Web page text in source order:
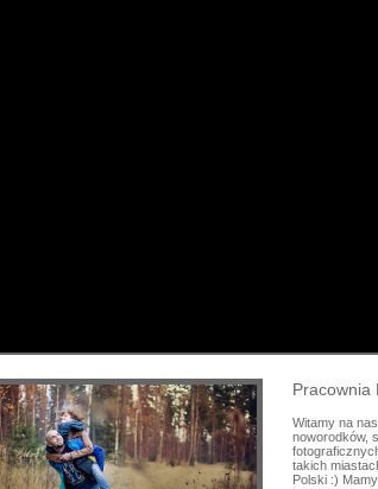
Pracownia
Witamy na
noworodków,
takich
Polski :)